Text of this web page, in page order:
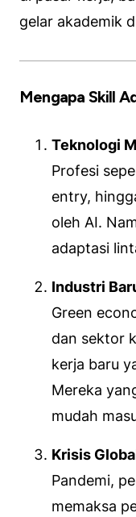
gelar akademik
Mengapa Skill
Teknologi
Profesi
entry,
oleh AI.
adaptasi
Industri
Green
dan sektor
kerja baru
Mereka
mudah
Krisis
Pandemi,
memaksa